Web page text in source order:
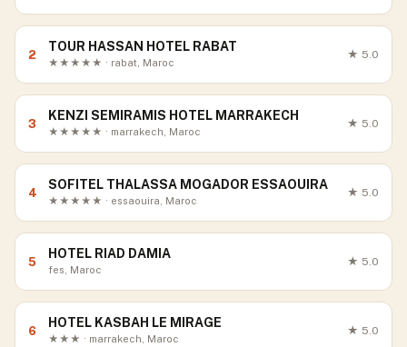
2
TOUR HASSAN HOTEL RABAT
★★★★★ · rabat, Maroc
★ 5.0
3
KENZI SEMIRAMIS HOTEL MARRAKECH
★★★★★ · marrakech, Maroc
★ 5.0
4
SOFITEL THALASSA MOGADOR ESSAOUIRA
★★★★★ · essaouira, Maroc
★ 5.0
5
HOTEL RIAD DAMIA
fes, Maroc
★ 5.0
6
HOTEL KASBAH LE MIRAGE
★★★ · marrakech, Maroc
★ 5.0